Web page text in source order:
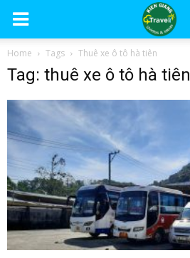
Home Tags Thuê xe ô tô hà tiên
Tag: thuê xe ô tô hà tiên